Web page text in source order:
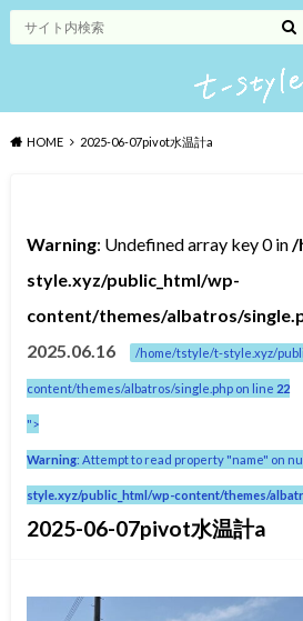
HOME 2025-06-07pivot水温計a
Warning: Undefined array key 0 in/
style.xyz/public_html/wp-
content/themes/albatros/
2025.06.16
/home/tstyle/t-style.xyz/
content/themes/albatros/single.php on line 22
">
Warning: Attempt to read property "name" on
style.xyz/public_html/wp-content/themes/
2025-06-07pivot水温計a